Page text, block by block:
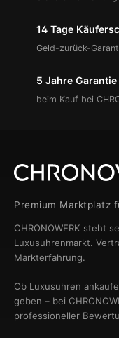
14 Tage
Geld-zurück-
5 Jahre Garantie
beim Kauf bei
Premium Marktplatz
CHRONOWERK steht
Luxusuhrenmarkt.
Markterfahrung.
Ob Luxusuhren
geben – bei
professioneller